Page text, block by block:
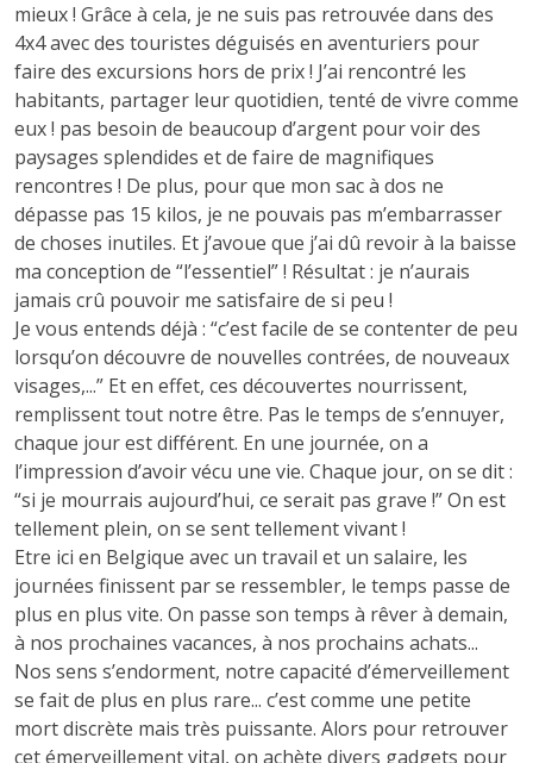
mieux ! Grâce à cela, je ne suis pas retrouvée dans des
4x4 avec des touristes déguisés en aventuriers pour
faire des excursions hors de prix ! J’ai rencontré les
habitants, partager leur quotidien, tenté de vivre comme
eux ! pas besoin de beaucoup d’argent pour voir des
paysages splendides et de faire de magnifiques
rencontres ! De plus, pour que mon sac à dos ne
dépasse pas 15 kilos, je ne pouvais pas m’embarrasser
de choses inutiles. Et j’avoue que j’ai dû revoir à la baisse
ma conception de “l’essentiel” ! Résultat : je n’aurais
jamais crû pouvoir me satisfaire de si peu !
Je vous entends déjà : “c’est facile de se contenter de peu
lorsqu’on découvre de nouvelles contrées, de nouveaux
visages,...” Et en effet, ces découvertes nourrissent,
remplissent tout notre être. Pas le temps de s’ennuyer,
chaque jour est différent. En une journée, on a
l’impression d’avoir vécu une vie. Chaque jour, on se dit :
“si je mourrais aujourd’hui, ce serait pas grave !” On est
tellement plein, on se sent tellement vivant!
Etre ici en Belgique avec un travail et un salaire, les
journées finissent par se ressembler, le temps passe de
plus en plus vite. On passe son temps à rêver à demain,
à nos prochaines vacances, à nos prochains achats...
Nos sens s’endorment, notre capacité d’émerveillement
se fait de plus en plus rare... c’est comme une petite
mort discrète mais très puissante. Alors pour retrouver
cet émerveillement vital, on achète divers gadgets pour